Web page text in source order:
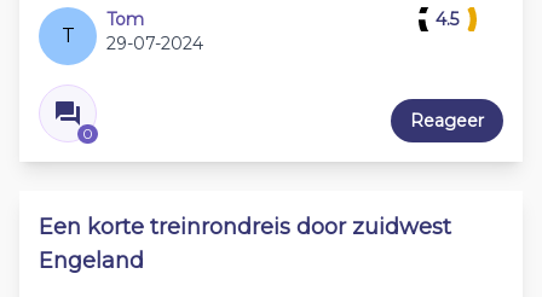
T
Tom
29-07-2024
0
4.5
Reageer
Een korte treinrondreis door zuidwest
Engeland